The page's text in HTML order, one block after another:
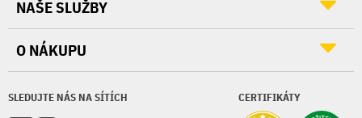
SLEDUJTE NÁS NA SÍTÍCH CERTIFIKÁTY
NAŠE SLUŽBY
O NÁKUPU